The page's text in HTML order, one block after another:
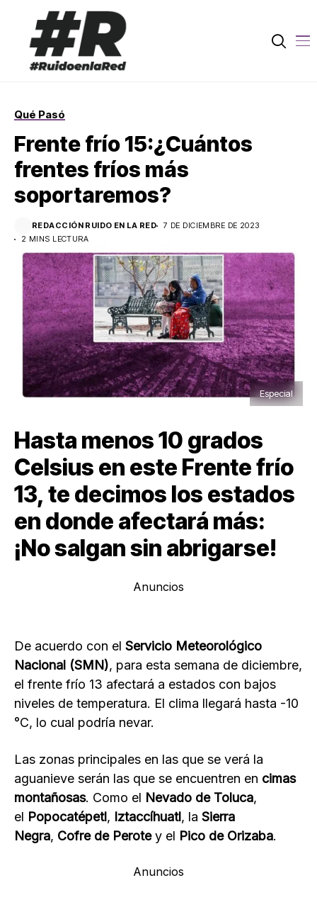
Qué Pasó
Frente frío 15:¿Cuántos
frentes fríos más
soportaremos?
REDACCIÓN RUIDO EN LA RED
7 DE DICIEMBRE DE 2023
2 MINS LECTURA
Especial
Hasta menos 10 grados
Celsius en este Frente frío
13, te decimos los estados
en donde afectará más:
¡No salgan sin abrigarse!
Anuncios
De acuerdo con el Servicio Meteorológico
Nacional (SMN), para esta semana de diciembre,
el frente frío 13 afectará a estados con bajos
niveles de temperatura. El clima llegará hasta -10
°C, lo cual podría nevar.
Las zonas principales en las que se verá la
aguanieve serán las que se encuentren en cimas
montañosas. Como el Nevado de Toluca,
el Popocatépetl, Iztaccíhuatl, la Sierra
Negra, Cofre de Perotey el Pico de Orizaba.
Anuncios